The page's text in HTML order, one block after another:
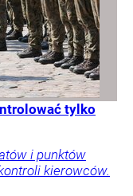
tylko
i punktów
kierowców.